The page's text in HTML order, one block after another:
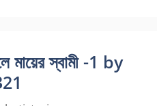
স্বামী -1 by